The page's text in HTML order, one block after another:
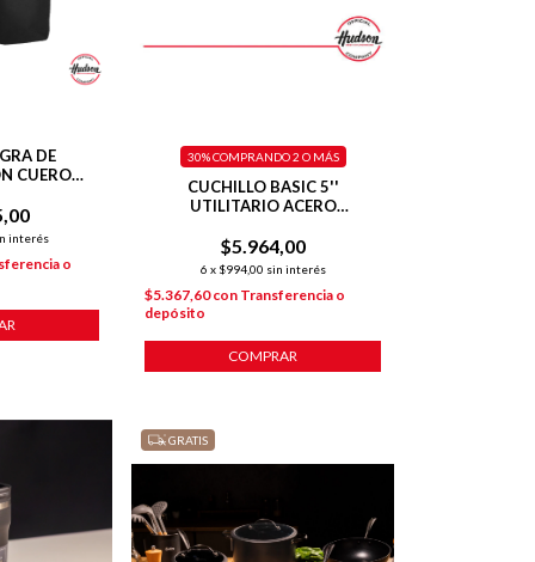
DE
CUERO
interés
o
CUCHILLO BASIC 5''
UTILITARIO ACERO
$5.964,00
6 x $994,00 sin interés
30%COMPRANDO 2 O MÁS
$5.367,60con Transferencia o
depósito
COMPRAR
GRATIS